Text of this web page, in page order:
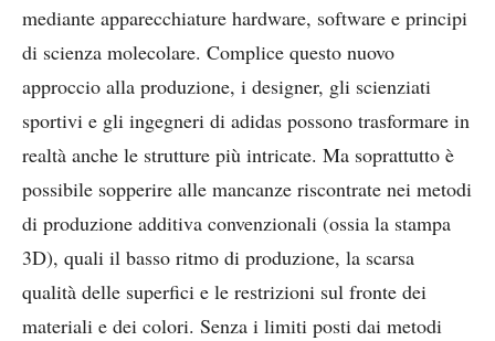
mediante apparecchiature hardware, software e principi
di scienza molecolare. Complice questo nuovo
approccio alla produzione, i designer, gli scienziati
sportivi e gli ingegneri di adidas possono trasformare in
realtà anche le strutture più intricate. Ma soprattutto è
possibile sopperire alle mancanze riscontrate nei metodi
di produzione additiva convenzionali (ossia la stampa
3D), quali il basso ritmo di produzione, la scarsa
qualità delle superfici e le restrizioni sul fronte dei
materiali e dei colori. Senza i limiti posti dai metodi